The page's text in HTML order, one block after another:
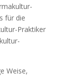
für die
Praktiker
Weise,